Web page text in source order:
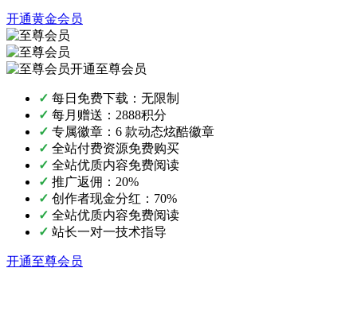
开通黄金会员
开通至尊会员
✓ 每日免费下载：无限制
✓ 每月赠送：2888积分
✓ 专属徽章：6 款动态炫酷徽章
✓ 全站付费资源免费购买
✓ 全站优质内容免费阅读
✓ 推广返佣：20%
✓ 创作者现金分红：70%
✓ 全站优质内容免费阅读
✓ 站长一对一技术指导
开通至尊会员